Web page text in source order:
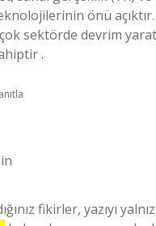
önü
sektörde devrim
.
fikirler, yazıyı